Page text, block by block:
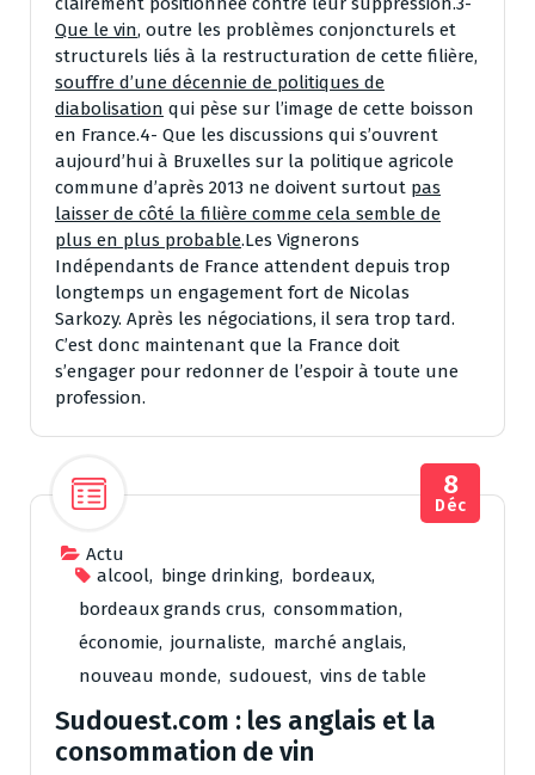
Que le vin, outre les problèmes conjoncturels et
structurels liés à la restructuration de cette filière,
souffre d’une décennie de politiques de
diabolisation qui pèse sur l’image de cette boisson
en France.4- Que les discussions qui s’ouvrent
aujourd’hui à Bruxelles sur la politique agricole
commune d’après 2013 ne doivent surtout pas
laisser de côté la filière comme cela semble de
plus en plus probable.Les Vignerons
Indépendants de France attendent depuis trop
longtemps un engagement fort de Nicolas
Sarkozy. Après les négociations, il sera trop tard.
C’est donc maintenant que la France doit
s’engager pour redonner de l’espoir à toute une
profession.
Actu
alcool, binge drinking, bordeaux,
bordeaux grands crus, consommation,
économie, journaliste, marché anglais,
nouveau monde, sudouest, vins de table
8
Déc
Sudouest.com : les anglais et la
consommation de vin